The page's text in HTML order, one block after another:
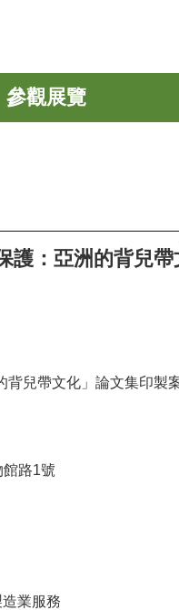
參觀展覽
護：亞洲的背兒
背兒帶文化」論文集印製
路1號
業服務